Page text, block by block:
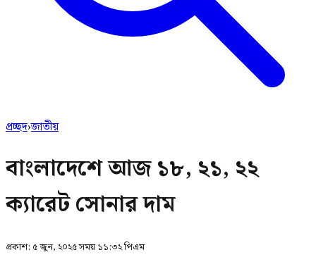
প্রচ্ছদ›জাতীয়
বাংলাদেশে আজ ১৮, ২১, ২২
ক্যারেট সোনার দাম
প্রকাশ: ৫ জুন, ২০২৫ সময় ১১:৩২ পিএম